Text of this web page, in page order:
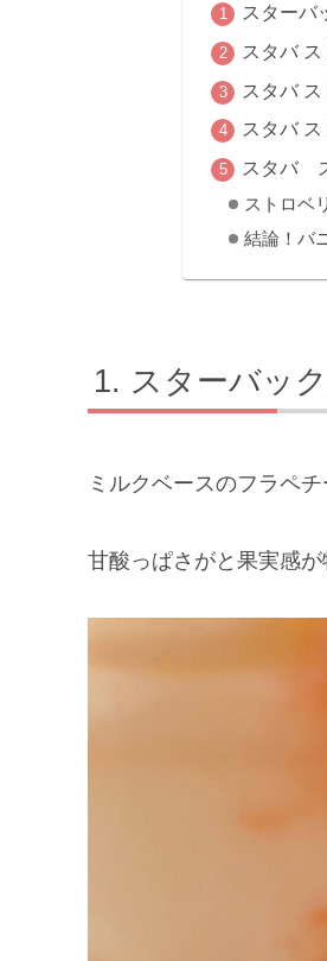
スターバ
スタバ
スタバ
スタバ
スタバ
ストロベ
結論！バ
スターバッ
ミルクベースのフラペ
甘酸っぱさがと果実感が